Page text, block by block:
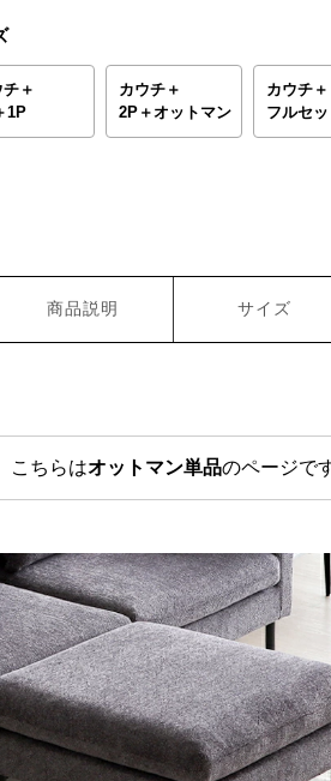
＋
1P
カウチ＋
2P＋オットマン
カウチ＋
フルセッ
商品説明 サイズ
こちらはオットマン単品のページで